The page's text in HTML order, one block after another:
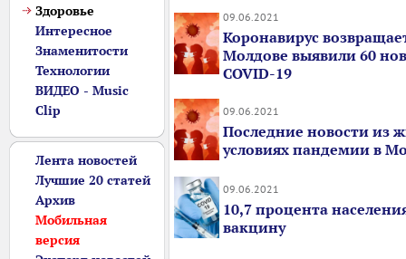
Здоровье
Интересное
Знаменитости
Технологии
ВИДЕО - Music
Clip
Лента новостей
Лучшие 20 статей
Архив
Мобильная
версия
09.06.2021
Коронавирус
Молдове выявили 60
COVID-19
09.06.2021
Последние новости из
условиях пандемии в
09.06.2021
10,7 процента
вакцину